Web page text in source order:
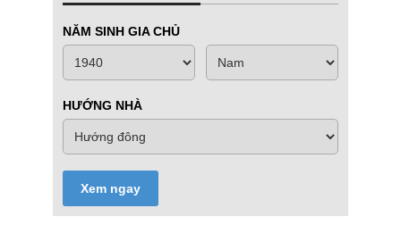
NĂM SINH GIA CHỦ
HƯỚNG NHÀ
Xem ngay